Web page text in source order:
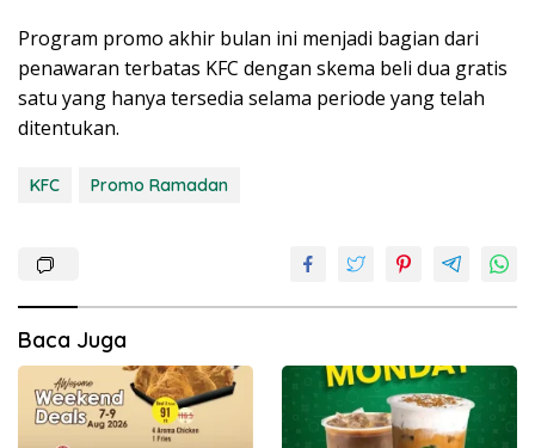
Program promo akhir bulan ini menjadi bagian dari
penawaran terbatas KFC dengan skema beli dua gratis
satu yang hanya tersedia selama periode yang telah
ditentukan.
KFC Promo Ramadan
Baca Juga